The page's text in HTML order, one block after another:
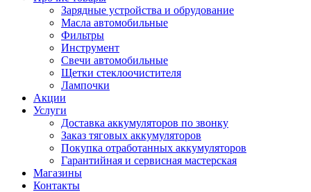
Зарядные устройства и обрудование
Масла автомобильные
Фильтры
Инструмент
Свечи автомобильные
Щетки стеклоочистителя
Лампочки
Акции
Услуги
Доставка аккумуляторов по звонку
Заказ тяговых аккумуляторов
Покупка отработанных аккумуляторов
Гарантийная и сервисная мастерская
Магазины
Контакты